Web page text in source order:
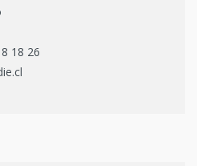
18 26